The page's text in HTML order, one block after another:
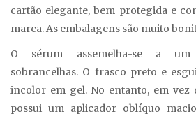
cartão elegante, bem protegida e
marca. As embalagens são muito
O sérum assemelha-se a um
sobrancelhas. O frasco preto e
incolor em gel. No entanto, em vez
possui um aplicador oblíquo